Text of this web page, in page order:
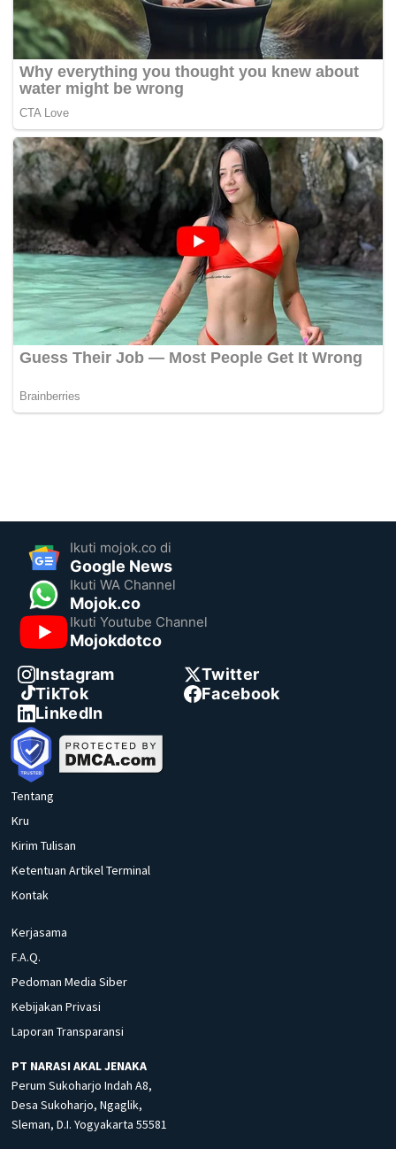
Ikuti mojok.co di
Google News
Ikuti WA Channel
Mojok.co
Ikuti Youtube Channel
Mojokdotco
Instagram
Twitter
TikTok
Facebook
LinkedIn
Tentang
Kru
Kirim Tulisan
Ketentuan Artikel Terminal
Kontak
Kerjasama
F.A.Q.
Pedoman Media Siber
Kebijakan Privasi
Laporan Transparansi
PT NARASI AKAL JENAKA
Perum Sukoharjo Indah A8,
Desa Sukoharjo, Ngaglik,
Sleman, D.I. Yogyakarta 55581